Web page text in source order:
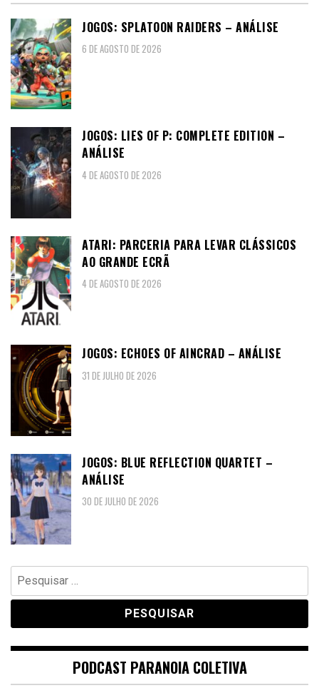
JOGOS: SPLATOON RAIDERS – ANÁLISE
6 DE AGOSTO DE 2026
JOGOS: LIES OF P: COMPLETE EDITION –
ANÁLISE
4 DE AGOSTO DE 2026
ATARI: PARCERIA PARA LEVAR CLÁSSICOS
AO GRANDE ECRÃ
4 DE AGOSTO DE 2026
JOGOS: ECHOES OF AINCRAD – ANÁLISE
31 DE JULHO DE 2026
JOGOS: BLUE REFLECTION QUARTET –
ANÁLISE
30 DE JULHO DE 2026
Pesquisar
por:
PODCAST PARANOIA COLETIVA